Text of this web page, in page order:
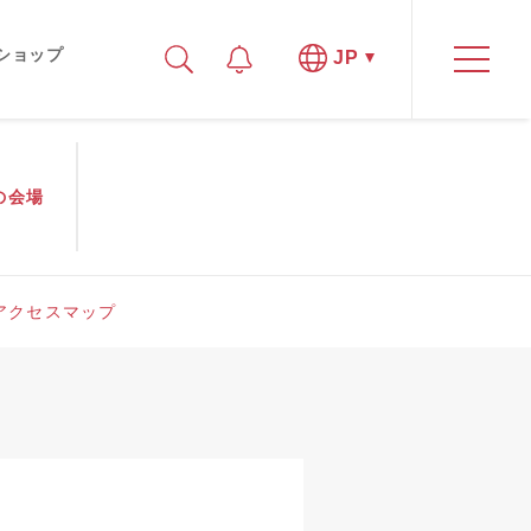
ョップ JP
会場
クセスマップ